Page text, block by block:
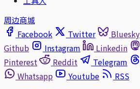
周边商城
Facebook
Twitter Bluesky
Github
Instagram Linkedin
Pinterest
Reddit Telegram
Whatsapp
Youtube
RSS